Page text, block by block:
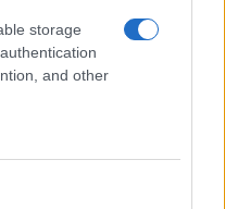
storage
and other
malin pour réduire la